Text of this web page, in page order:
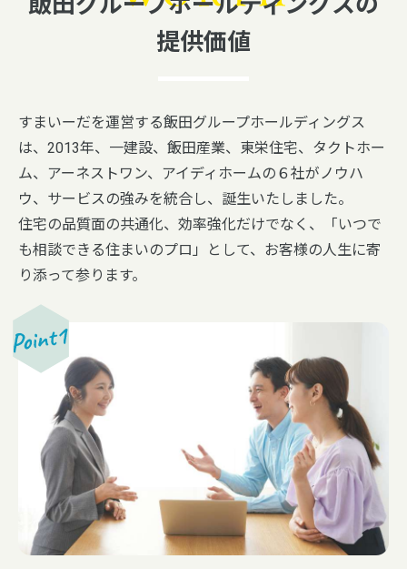
提供価値
すまいーだを運営する飯田グループホールディングス
は、 2013年、一建設、飯田産業、東栄住宅、タクトホー
ム、アーネストワン、アイディホームの６社が ノウハ
ウ、サービスの強みを統合し、誕生いたしました。
住宅の品質面の共通化、効率強化だけでなく、「いつで
も相談できる住まいのプロ」として、 お客様の人生に寄
り添って参ります。